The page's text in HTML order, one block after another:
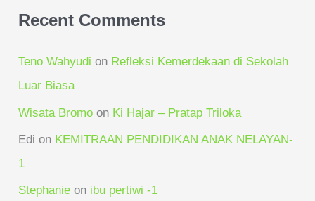
Recent Comments
Teno Wahyudi on Refleksi Kemerdekaan di Sekolah
Luar Biasa
Wisata Bromo on Ki Hajar – Pratap Triloka
Edi on KEMITRAAN PENDIDIKAN ANAK NELAYAN-
1
Stephanie on ibu pertiwi -1